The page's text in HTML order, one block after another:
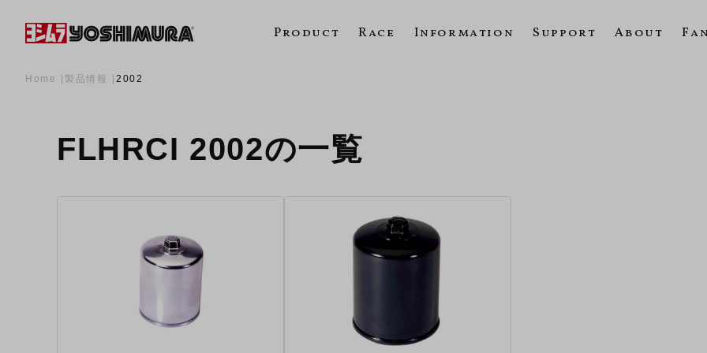
Product Race Information Support About
Home 製品情報 2002
FLHRCI 2002の一覧